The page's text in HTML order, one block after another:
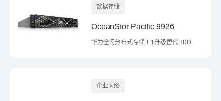
数据存储
OceanStor Pacific 9926
华为全闪分布式存储 1:1升级替代HDD
企业网络